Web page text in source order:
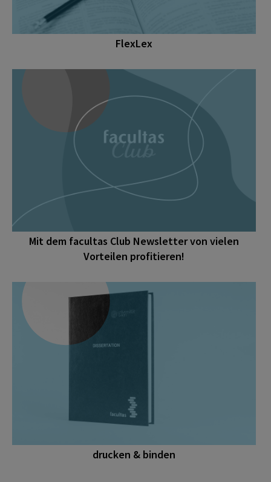
FlexLex
Mit dem facultas Club Newsletter von vielen
Vorteilen profitieren!
drucken & binden